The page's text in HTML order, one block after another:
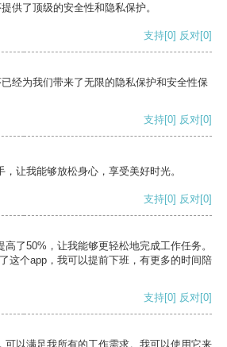
供了顶级的安全性和隐私保护。
支持[0] 反对[0]
经为我们带来了无限的隐私保护和安全性保
支持[0] 反对[0]
让我能够放松身心，享受美好时光。
支持[0] 反对[0]
了50%，让我能够更轻松地完成工作任务。
这个app，我可以提前下班，有更多的时间陪
支持[0] 反对[0]
可以满足我所有的工作需求。我可以使用它来